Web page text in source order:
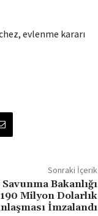
evlenme kararı
Sonraki İçerik
Savunma Bakanlığı
Milyon Dolarlık
İmzalandı